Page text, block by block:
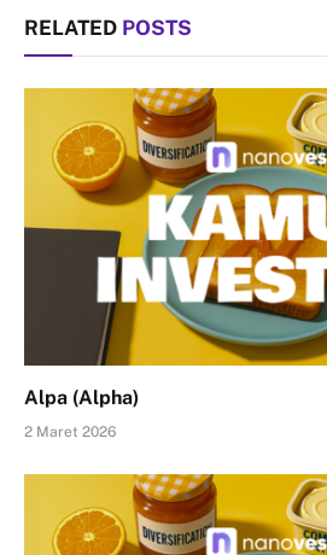
RELATED POSTS
Alpa (Alpha)
2 Maret 2026